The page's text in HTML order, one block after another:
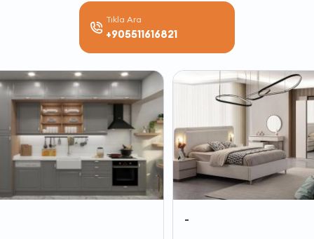
Tıkla Ara
+905511616821